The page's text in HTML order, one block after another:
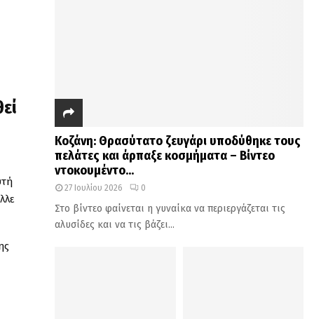
Κοζάνη: Θρασύτατο ζευγάρι υποδύθηκε τους
πελάτες και άρπαξε κοσμήματα – Βίντεο
ντοκουμέντο...
27 Ιουλίου 2026 0
Στο βίντεο φαίνεται η γυναίκα να περιεργάζεται τις
αλυσίδες και να τις βάζει...